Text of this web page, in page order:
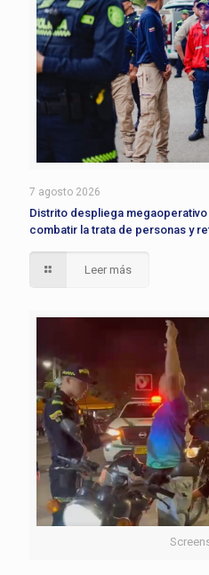
7 agosto 2026
Distrito despliega
combatir la trata de personas y
Leer más